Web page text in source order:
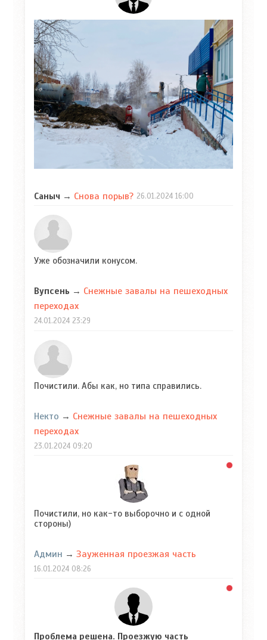
Саныч → Снова порыв? 26.01.2024 16:00
Уже обозначили конусом.
Вупсень → Снежные завалы на пешеходных
переходах
24.01.2024 23:29
Почистили. Абы как, но типа справились.
Некто → Снежные завалы на пешеходных
переходах
23.01.2024 09:20
Почистили, но как-то выборочно и с одной
стороны)
Админ →Зауженная проезжая часть
16.01.2024 08:26
Проблема решена. Проезжую часть